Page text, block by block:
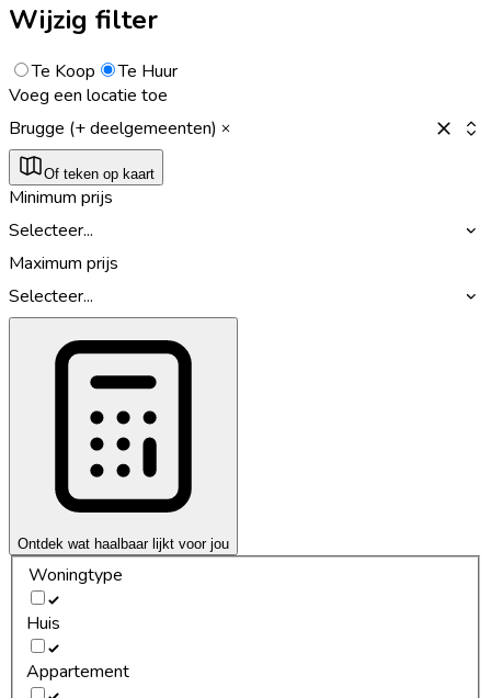
Wijzig filter
Te Koop
Te Huur
Voeg een locatie toe
Brugge (+ deelgemeenten)
Of teken op kaart
Minimum prijs
Selecteer...
Maximum prijs
Selecteer...
Ontdek wat haalbaar lijkt voor jou
Woningtype
Huis
Appartement